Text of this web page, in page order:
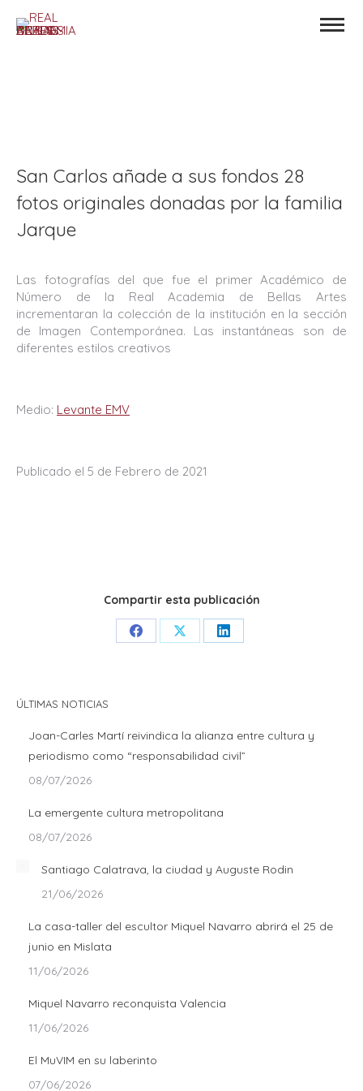
San Carlos añade a sus fondos 28
fotos originales donadas por la familia
Jarque
Las fotografías del que fue el primer Académico de
Número de la Real Academia de Bellas Artes
incrementaran la colección de la institución en la sección
de Imagen Contemporánea. Las instantáneas son de
diferentes estilos creativos
Medio: Levante EMV
Publicado el 5 de Febrero de 2021
Compartir esta publicación
Share Share Share
ÚLTIMAS NOTICIAS
Joan-Carles Martí reivindica la alianza entre cultura y
periodismo como “responsabilidad civil”
08/07/2026
La emergente cultura metropolitana
08/07/2026
Santiago Calatrava, la ciudad y Auguste Rodin
21/06/2026
La casa-taller del escultor Miquel Navarro abrirá el 25 de
junio en Mislata
11/06/2026
Miquel Navarro reconquista Valencia
11/06/2026
El MuVIM en su laberinto
07/06/2026